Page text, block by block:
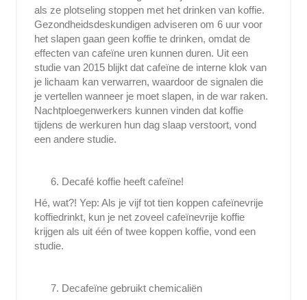
als ze plotseling stoppen met het drinken van koffie.
Gezondheidsdeskundigen adviseren om 6 uur voor
het slapen gaan geen koffie te drinken, omdat de
effecten van cafeïne uren kunnen duren. Uit een
studie van 2015 blijkt dat cafeïne de interne klok van
je lichaam kan verwarren, waardoor de signalen die
je vertellen wanneer je moet slapen, in de war raken.
Nachtploegenwerkers kunnen vinden dat koffie
tijdens de werkuren hun dag slaap verstoort, vond
een andere studie.
Decafé koffie heeft cafeïne!
Hé, wat?! Yep: Als je vijf tot tien koppen cafeïnevrije
koffiedrinkt, kun je net zoveel cafeïnevrije koffie
krijgen als uit één of twee koppen koffie, vond een
studie.
Decafeïne gebruikt chemicaliën